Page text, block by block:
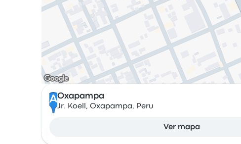
AOxapampa
Jr. Koell, Oxapampa, Peru
Ver mapa